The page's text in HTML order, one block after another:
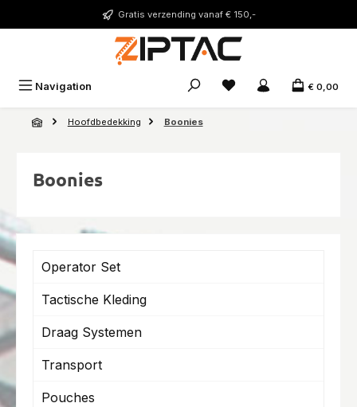
Ga naar de hoofdinhoudGratis verzending vanaf € 150,-
Navigation Je hebt 0 items op je
€ 0,00
Hoofdbedekking Boonies
Boonies
Operator Set
Tactische Kleding
Draag Systemen
Transport
Pouches